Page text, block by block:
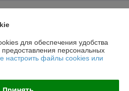
для обеспечения удобства
предоставления персональных
настроить файлы cookies или